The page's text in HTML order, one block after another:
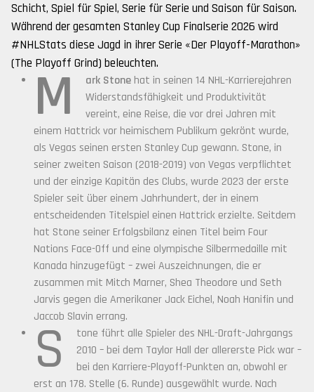
Schicht, Spiel für Spiel, Serie für Serie und Saison für Saison.
Während der gesamten Stanley Cup Finalserie 2026 wird
#NHLStats diese Jagd in ihrer Serie «Der Playoff-Marathon»
(The Playoff Grind) beleuchten.
M ark Stone hat in seinen 14 NHL-Karrierejahren
Widerstandsfähigkeit und Produktivität
vereint, eine Reise, die vor drei Jahren mit
einem Hattrick vor heimischem Publikum gekrönt wurde,
als Vegas seinen ersten Stanley Cup gewann. Stone, in
seiner zweiten Saison (2018-2019) von Vegas verpflichtet
und der einzige Kapitän des Clubs, wurde 2023 der erste
Spieler seit über einem Jahrhundert, der in einem
entscheidenden Titelspiel einen Hattrick erzielte. Seitdem
hat Stone seiner Erfolgsbilanz einen Titel beim Four
Nations Face-Off und eine olympische Silbermedaille mit
Kanada hinzugefügt – zwei Auszeichnungen, die er
zusammen mit Mitch Marner, Shea Theodore und Seth
Jarvis gegen die Amerikaner Jack Eichel, Noah Hanifin und
Jaccob Slavin errang.
S
tone führt alle Spieler des NHL-Draft-Jahrgangs
2010 – bei dem Taylor Hall der allererste Pick war –
bei den Karriere-Playoff-Punkten an, obwohl er
erst an 178. Stelle (6. Runde) ausgewählt wurde. Nach